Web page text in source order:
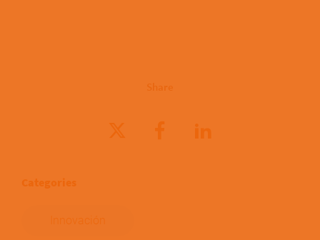
Categories
Innovación